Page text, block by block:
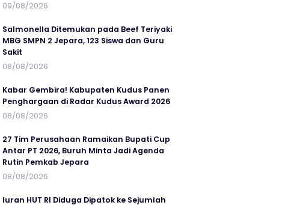
09/08/2026
Salmonella Ditemukan pada Beef Teriyaki
MBG SMPN 2 Jepara, 123 Siswa dan Guru
Sakit
08/08/2026
Kabar Gembira! Kabupaten Kudus Panen
Penghargaan di Radar Kudus Award 2026
08/08/2026
27 Tim Perusahaan Ramaikan Bupati Cup
Antar PT 2026, Buruh Minta Jadi Agenda
Rutin Pemkab Jepara
08/08/2026
Iuran HUT RI Diduga Dipatok ke Sejumlah